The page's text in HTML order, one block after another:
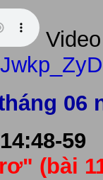
Video
06
59
(bài